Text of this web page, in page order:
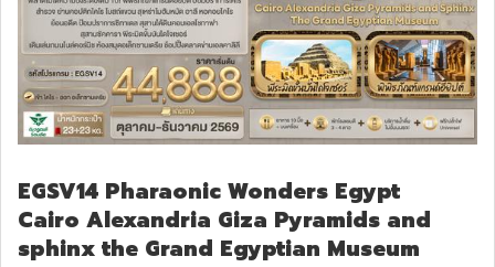
EGSV14 Pharaonic Wonders Egypt
Cairo Alexandria Giza Pyramids and
sphinx the Grand Egyptian Museum